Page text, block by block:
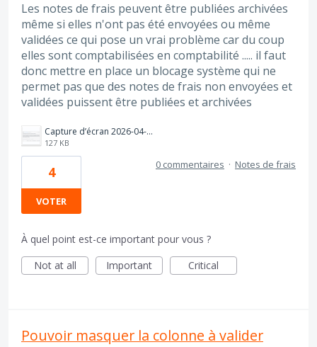
Les notes de frais peuvent être publiées archivées
même si elles n'ont pas été envoyées ou même
validées ce qui pose un vrai problème car du coup
elles sont comptabilisées en comptabilité ..... il faut
donc mettre en place un blocage système qui ne
permet pas que des notes de frais non envoyées et
validées puissent être publiées et archivées
Capture d’écran 2026-04-28 à 10.12.27.png
127 KB
4
VOTER
0 commentaires · Notes de frais
À quel point est-ce important pour vous ?
Not at all
Important Critical
Pouvoir masquer la colonne à valider